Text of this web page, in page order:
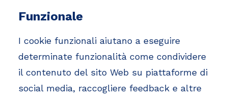
Funzionale
I cookie funzionali aiutano a eseguire
determinate funzionalità come condividere
il contenuto del sito Web su piattaforme di
social media, raccogliere feedback e altre